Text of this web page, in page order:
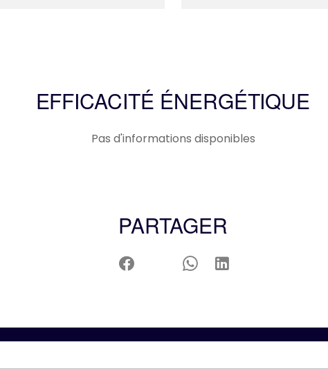
EFFICACITÉ ÉNERGÉTIQUE
Pas d'informations disponibles
PARTAGER